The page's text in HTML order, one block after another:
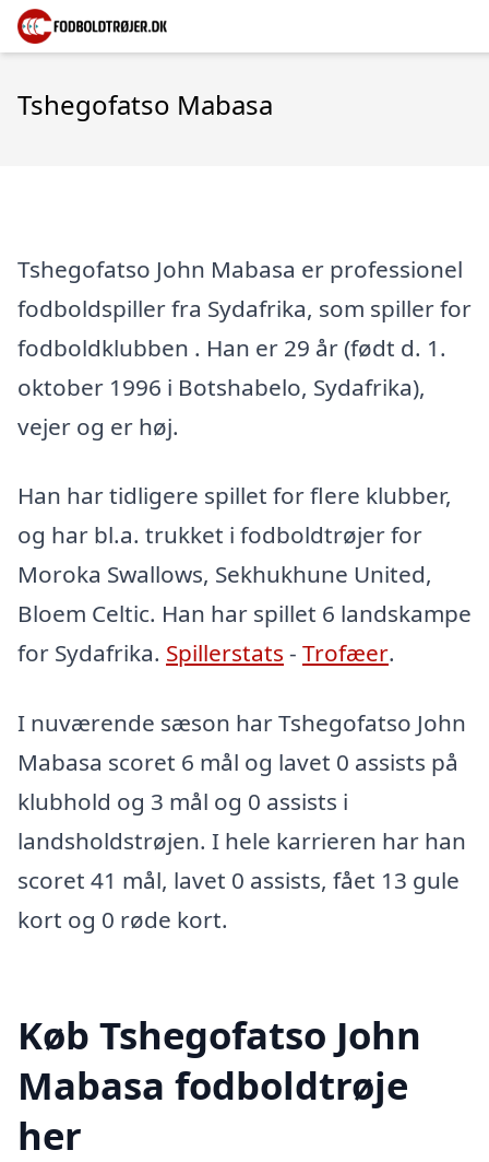
Tshegofatso Mabasa
Tshegofatso John Mabasa er professionel
fodboldspiller fra Sydafrika, som spiller for
fodboldklubben . Han er 29 år (født d. 1.
oktober 1996 i Botshabelo, Sydafrika),
vejer og er høj.
Han har tidligere spillet for flere klubber,
og har bl.a. trukket i fodboldtrøjer for
Moroka Swallows, Sekhukhune United,
Bloem Celtic. Han har spillet 6 landskampe
for Sydafrika. Spillerstats - Trofæer.
I nuværende sæson har Tshegofatso John
Mabasa scoret 6 mål og lavet 0 assists på
klubhold og 3 mål og 0 assists i
landsholdstrøjen. I hele karrieren har han
scoret 41 mål, lavet 0 assists, fået 13 gule
kort og 0 røde kort.
Køb Tshegofatso John
Mabasa fodboldtrøje
her